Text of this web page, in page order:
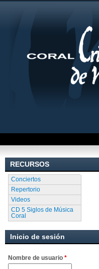
RECURSOS
Conciertos
Repertorio
Videos
CD 5 Siglos de Música
Coral
Inicio de sesión
Nombre de usuario *